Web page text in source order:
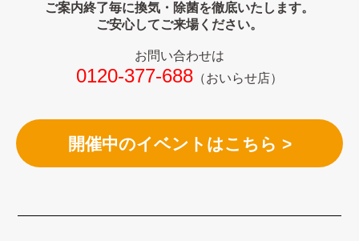
ご案内終了毎に換気・除菌を徹底いたします。
ご安心してご来場ください。
お問い合わせは
0120-377-688 （おいらせ店）
開催中のイベントはこちら >